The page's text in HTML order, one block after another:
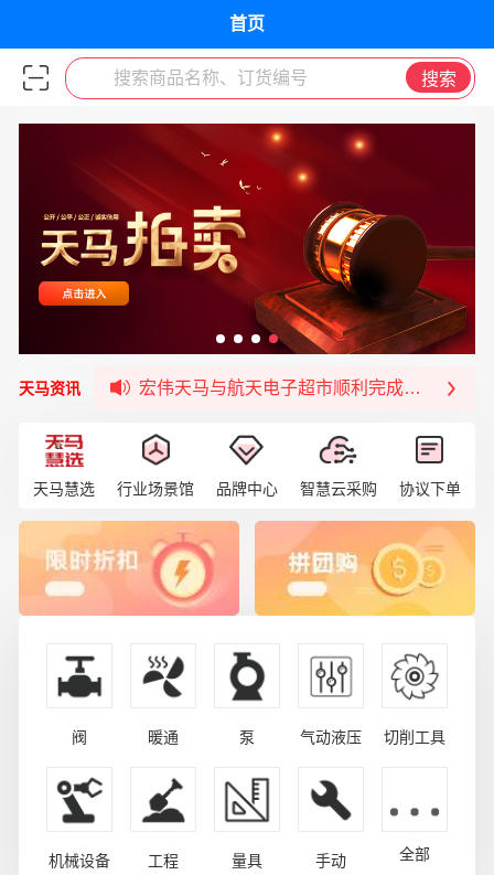
首页
搜索商品名称、订货编号 搜索
天马资讯
宏伟天马平台喜迎战略合作伙伴——航天动力
宏伟天马与网易严选达成品牌合作
宏伟供应链与第一师阿拉尔市签署战略框架合
宏伟供应链收到来自法国电力集团感谢信
天马慧选 行业场景馆 品牌中心 智慧云采购 协议下单
阀 暖通 泵 气动液压 切削工具
机械设备 工程 量具 手动 全部